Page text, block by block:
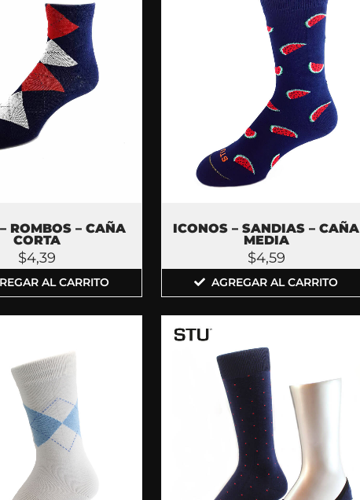
ROMBOS – CAÑA
CORTA
$4,39
AL CARRITO
ICONOS – SANDIAS – CAÑA
MEDIA
$4,59
AGREGAR AL CARRITO